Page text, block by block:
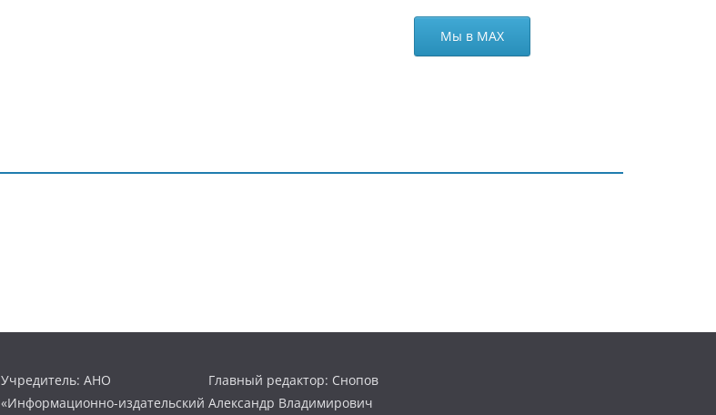
Мы в МАХ
Учредитель: АНО
«Информационно-издательский
Главный редактор: Снопов
Александр Владимирович